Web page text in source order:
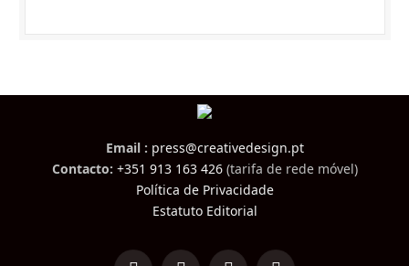
Email : press@creativedesign.pt
Contacto: +351 913 163 426(tarifa de rede móvel)
Política de Privacidade
Estatuto Editorial